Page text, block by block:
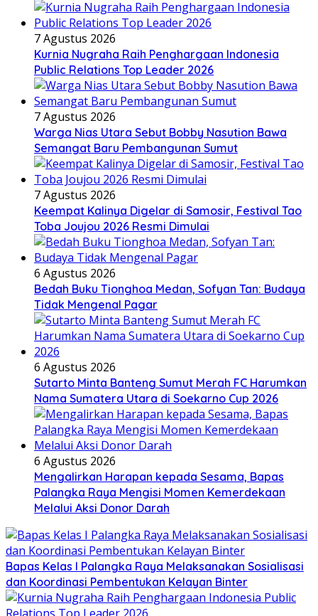
7 Agustus 2026
Kurnia Nugraha Raih Penghargaan Indonesia
Public Relations Top Leader 2026
7 Agustus 2026
Warga Nias Utara Sebut Bobby Nasution Bawa
Semangat Baru Pembangunan Sumut
7 Agustus 2026
Keempat Kalinya Digelar di Samosir, Festival Tao
Toba Joujou 2026 Resmi Dimulai
6 Agustus 2026
Bedah Buku Tionghoa Medan, Sofyan Tan: Budaya
Tidak Mengenal Pagar
6 Agustus 2026
Sutarto Minta Banteng Sumut Merah FC Harumkan
Nama Sumatera Utara di Soekarno Cup 2026
6 Agustus 2026
Mengalirkan Harapan kepada Sesama, Bapas
Palangka Raya Mengisi Momen Kemerdekaan
Melalui Aksi Donor Darah
Bapas Kelas I Palangka Raya Melaksanakan Sosialisasi
dan Koordinasi Pembentukan Kelayan Binter